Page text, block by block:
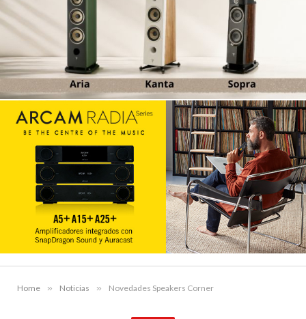
Home » Noticias » Novedades Speakers Corner